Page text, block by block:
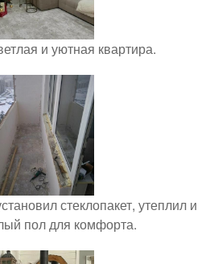
и уютная квартира.
стеклопакет, утеплил и
пол для комфорта.